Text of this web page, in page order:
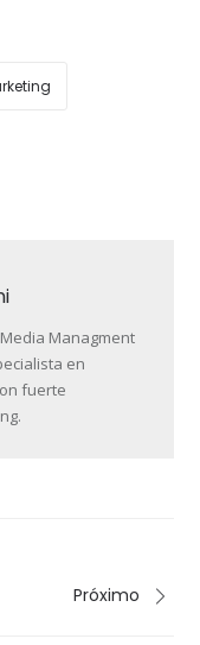
Managment
en
fuerte
Próximo